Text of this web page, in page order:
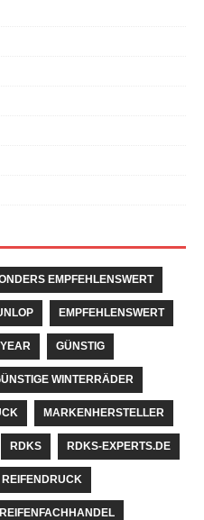
EMPFEHLENSWERT
EMPFEHLENSWERT
GÜNSTIG
WINTERRÄDER
MARKENHERSTELLER
RDKS RDKS-EXPERTS.DE
REIFENDRUCK
REIFENFACHHANDEL